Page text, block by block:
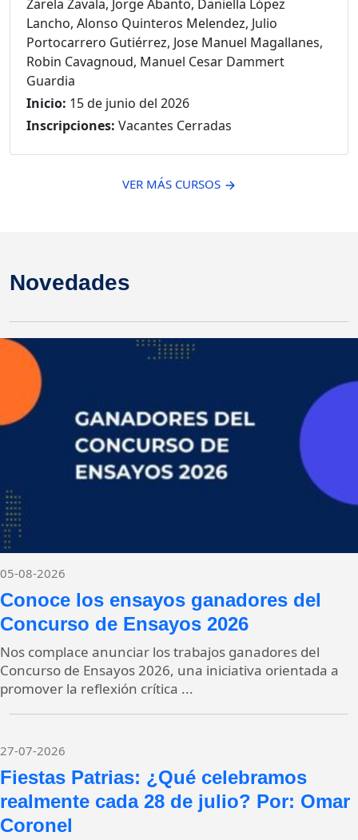
Zarela Zavala, Jorge Abanto, Daniella López
Lancho, Alonso Quinteros Melendez, Julio
Portocarrero Gutiérrez, Jose Manuel Magallanes,
Robin Cavagnoud, Manuel Cesar Dammert
Guardia
Inicio: 15 de junio del 2026
Inscripciones: Vacantes Cerradas
VER MÁS CURSOS
Novedades
05-08-2026
Conoce los ensayos ganadores del
Concurso de Ensayos 2026
Nos complace anunciar los trabajos ganadores del
Concurso de Ensayos 2026, una iniciativa orientada a
promover la reflexión crítica ...
27-07-2026
Fiestas Patrias: ¿Qué celebramos
realmente cada 28 de julio? Por: Omar
Coronel